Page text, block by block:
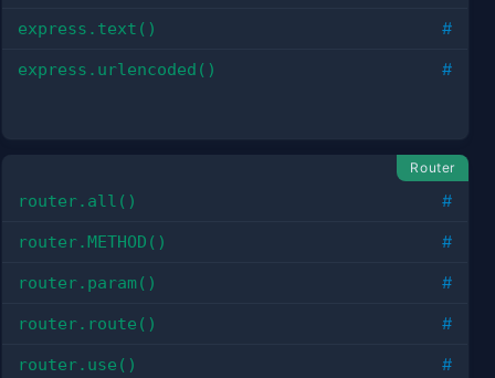
express.text() #
express.urlencoded() #
Router
router.all() #
router.METHOD() #
router.param() #
router.route() #
router.use() #